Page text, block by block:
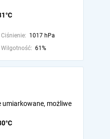
Ciśnienie: 1017 hPa
Wilgotność: 61%
umiarkowane, możliwe